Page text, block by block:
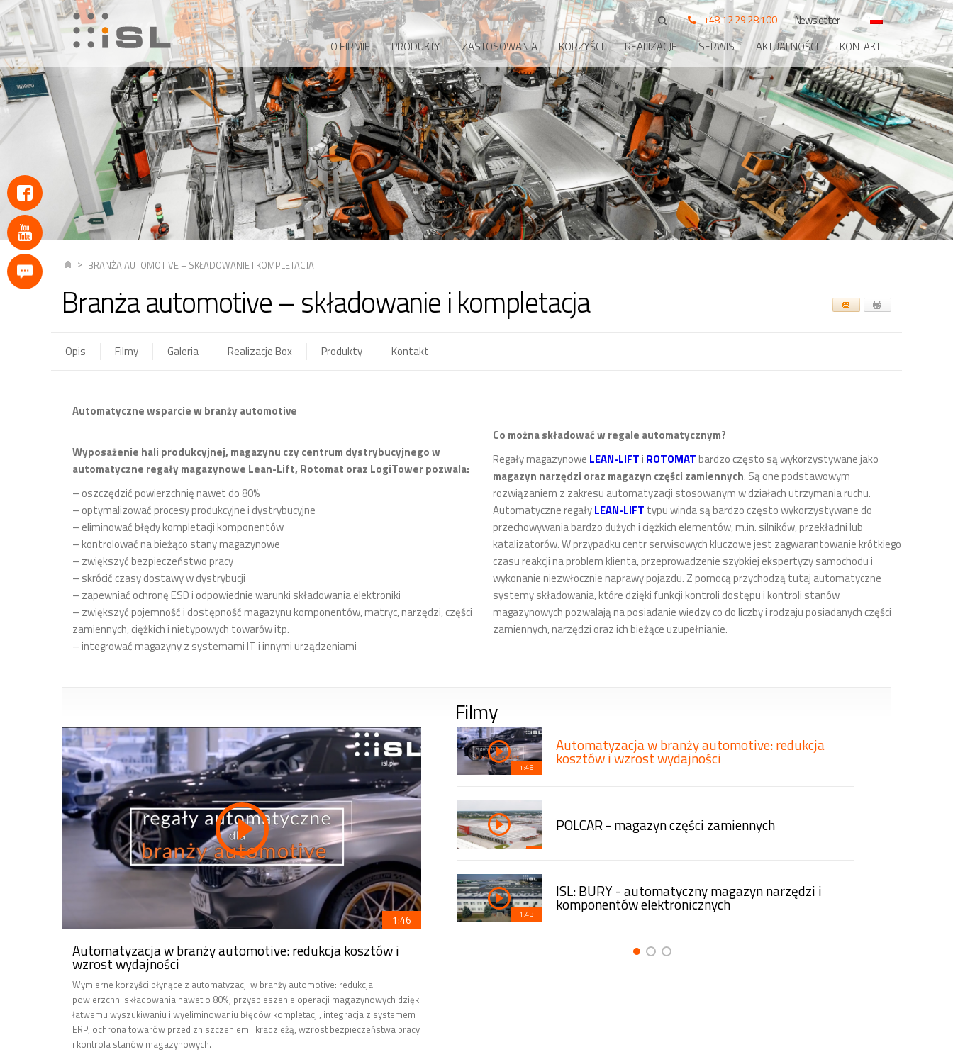
+48 12 29 28 100
Newsletter
O FIRMIE
PRODUKTY ZASTOSOWANIA KORZYŚCI REALIZACJE SERWIS AKTUALNOŚCI KONTAKT
BRANŻA AUTOMOTIVE – SKŁADOWANIE I KOMPLETACJA
Branża automotive – składowanie i kompletacja
Opis Filmy Galeria Realizacje Box Produkty Kontakt
Automatyczne wsparcie w branży automotive
Wyposażenie hali produkcyjnej, magazynu czy centrum dystrybucyjnego w
automatyczne regały magazynowe Lean-Lift, Rotomat oraz LogiTower pozwala:
– oszczędzić powierzchnię nawet do 80%
– optymalizować procesy produkcyjne i dystrybucyjne
– eliminować błędy kompletacji komponentów
– kontrolować na bieżąco stany magazynowe
– zwiększyć bezpieczeństwo pracy
– skrócić czasy dostawy w dystrybucji
– zapewniać ochronę ESD i odpowiednie warunki składowania elektroniki
– zwiększyć pojemność i dostępność magazynu komponentów, matryc, narzędzi, części
zamiennych, ciężkich i nietypowych towarów itp.
– integrować magazyny z systemami IT i innymi urządzeniami
Co można składować w regale automatycznym?
Regały magazynowe LEAN-LIFTi ROTOMATbardzo często są wykorzystywane jako
magazyn narzędzi oraz magazyn części zamiennych. Są one podstawowym
rozwiązaniem z zakresu automatyzacji stosowanym w działach utrzymania ruchu.
Automatyczne regałyLEAN-LIFT typu winda są bardzo często wykorzystywane do
przechowywania bardzo dużych i ciężkich elementów, m.in. silników, przekładni lub
katalizatorów. W przypadku centr serwisowych kluczowe jest zagwarantowanie krótkiego
czasu reakcji na problem klienta, przeprowadzenie szybkiej ekspertyzy samochodu i
wykonanie niezwłocznie naprawy pojazdu. Z pomocą przychodzą tutaj automatyczne
systemy składowania, które dzięki funkcji kontroli dostępu i kontroli stanów
magazynowych pozwalają na posiadanie wiedzy co do liczby i rodzaju posiadanych części
zamiennych, narzędzi oraz ich bieżące uzupełnianie.
Filmy
1:46
Automatyzacja w branży automotive: redukcja kosztów i
wzrost wydajności
Wymierne korzyści płynące z automatyzacji w branży automotive: redukcja
powierzchni składowania nawet o 80%, przyspieszenie operacji magazynowych dzięki
łatwemu wyszukiwaniu i wyeliminowaniu błędów kompletacji, integracja z systemem
ERP, ochrona towarów przed zniszczeniem i kradzieżą, wzrost bezpieczeństwa pracy
i kontrola stanów magazynowych.
1:46
Magazyn części zamiennych w dziale
serwisowym Porsche
2:39
Magazyn narzędzi - automatyczne regały Lean-
Lift typu winda
Branża automotive - nawet 80% zaoszczędzonej
powierzchni magazynowej
1:46
Automatyzacja w branży automotive: redukcja
kosztów i wzrost wydajności
POLCAR - magazyn części zamiennych
1:43
ISL: BURY - automatyczny magazyn narzędzi i
komponentów elektronicznych